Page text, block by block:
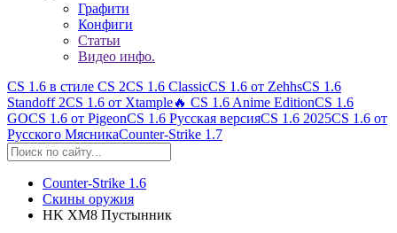
Графити
Конфиги
Статьи
Видео инфо.
CS 1.6 в стиле CS 2CS 1.6 ClassicCS 1.6 от ZehhsCS 1.6
Standoff 2CS 1.6 от Xtample🔥 CS 1.6 Anime EditionCS 1.6
GOCS 1.6 от PigeonCS 1.6 Русская версияCS 1.6 2025CS 1.6 от
Русского МясникаCounter-Strike 1.7
Counter-Strike 1.6
Скины оружия
HK XM8 Пустынник